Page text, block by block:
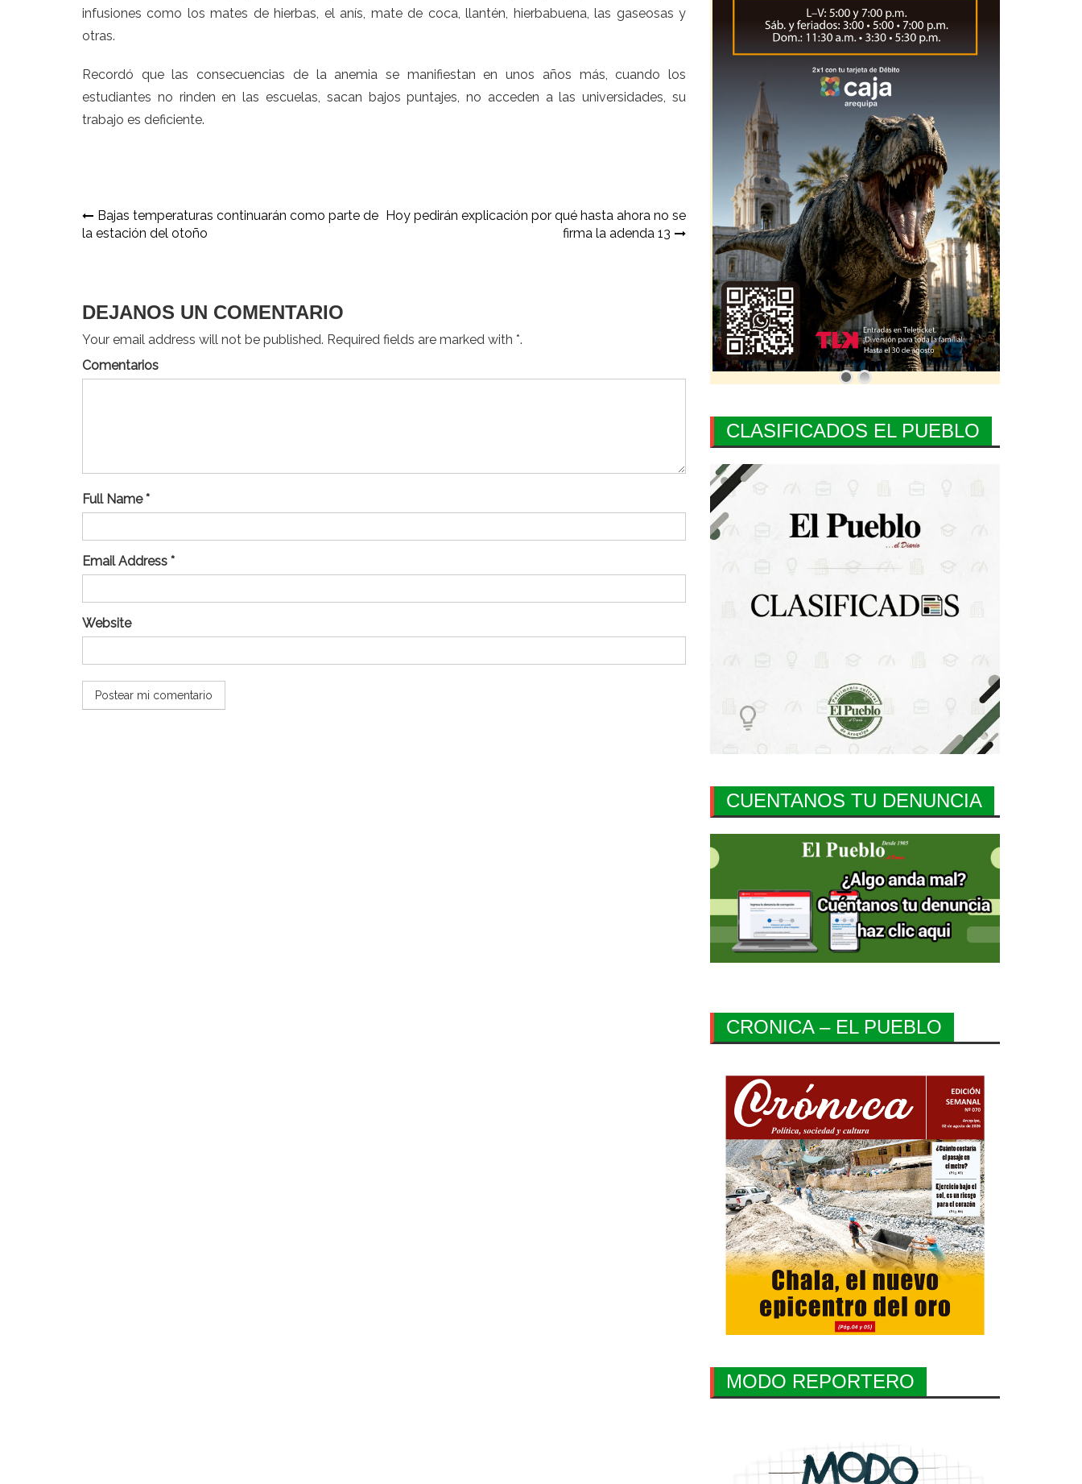
infusiones como los mates de hierbas, el anís, mate de coca, llantén, hierbabuena, las gaseosas y
otras.
Recordó que las consecuencias de la anemia se manifiestan en unos años más, cuando los
estudiantes no rinden en las escuelas, sacan bajos puntajes, no acceden a las universidades, su
trabajo es deficiente.
Navegación
de
Bajas temperaturas continuarán como parte de
la estación del otoño
Hoy pedirán explicación por qué hasta ahora no se
firma la adenda 13
DEJANOS UN COMENTARIO
Your email address will not be published. Required fields are marked with *.
Comentarios
Full Name *
Email Address *
Website
CLASIFICADOS EL PUEBLO
CUENTANOS TU DENUNCIA
CRONICA – EL PUEBLO
MODO REPORTERO